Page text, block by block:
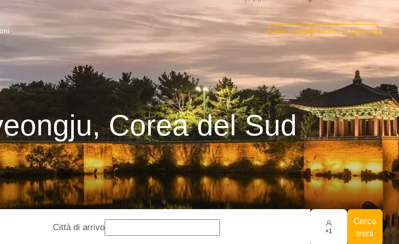
I miei bigliettiPannello di controllo
Corea del Sud
Città di arrivo ×1
Cerca
treni